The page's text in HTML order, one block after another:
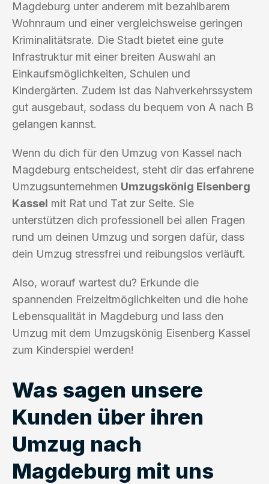
Magdeburg unter anderem mit bezahlbarem
Wohnraum und einer vergleichsweise geringen
Kriminalitätsrate. Die Stadt bietet eine gute
Infrastruktur mit einer breiten Auswahl an
Einkaufsmöglichkeiten, Schulen und
Kindergärten. Zudem ist das Nahverkehrssystem
gut ausgebaut, sodass du bequem von A nach B
gelangen kannst.
Wenn du dich für den Umzug von Kassel nach
Magdeburg entscheidest, steht dir das erfahrene
Umzugsunternehmen Umzugskönig Eisenberg
Kassel mit Rat und Tat zur Seite. Sie
unterstützen dich professionell bei allen Fragen
rund um deinen Umzug und sorgen dafür, dass
dein Umzug stressfrei und reibungslos verläuft.
Also, worauf wartest du? Erkunde die
spannenden Freizeitmöglichkeiten und die hohe
Lebensqualität in Magdeburg und lass den
Umzug mit dem Umzugskönig Eisenberg Kassel
zum Kinderspiel werden!
Was sagen unsere
Kunden über ihren
Umzug nach
Magdeburg mit uns